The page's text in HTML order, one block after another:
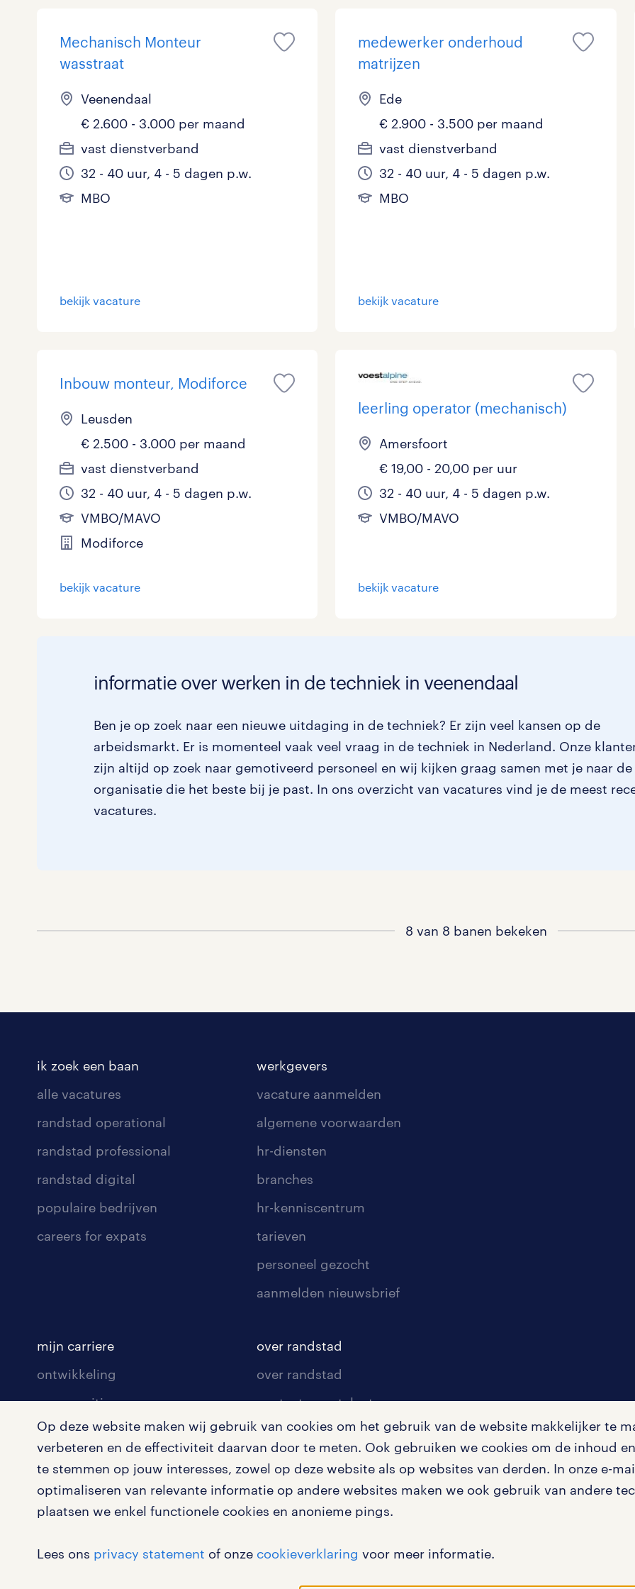
Op deze website maken wij gebruik van cookies om het gebruik van de website makkelijker te
verbeteren en de effectiviteit daarvan door te meten. Ook gebruiken we cookies om de inhoud
te stemmen op jouw interesses, zowel op deze website als op websites van derden. In onze e-
optimaliseren van relevante informatie op andere websites maken we ook gebruik van andere
plaatsen we enkel functionele cookies en anonieme pings.
Lees ons privacy statement of onze cookieverklaring voor meer informatie.
Secretarieel Supply chain & procurement
Webcare Zorg / Verpleging
toon 8 resultaten
Mechanisch Monteur
wasstraat
Veenendaal
€ 2.600 - 3.000 per maand
vast dienstverband
32 - 40 uur, 4 - 5 dagen p.w.
MBO
bekijk vacature
medewerker onderhoud
matrijzen
Ede
€ 2.900 - 3.500 per maand
vast dienstverband
32 - 40 uur, 4 - 5 dagen p.w.
MBO
bekijk vacature
Inbouw monteur, Modiforce
Leusden
€ 2.500 - 3.000 per maand
vast dienstverband
32 - 40 uur, 4 - 5 dagen p.w.
VMBO/MAVO
Modiforce
bekijk vacature
leerling operator (mechanisch)
Amersfoort
€ 19,00 - 20,00 per uur
32 - 40 uur, 4 - 5 dagen p.w.
VMBO/MAVO
bekijk vacature
informatie over werken in de techniek in veenendaal
Ben je op zoek naar een nieuwe uitdaging in de techniek? Er zijn veel kansen op de
arbeidsmarkt. Er is momenteel vaak veel vraag in de techniek in Nederland. Onze
zijn altijd op zoek naar gemotiveerd personeel en wij kijken graag samen met je naar de
organisatie die het beste bij je past. In ons overzicht van vacatures vind je de meest
vacatures.
8 van 8 banen bekeken
ik zoek een baan
alle vacatures
randstad operational
randstad professional
randstad digital
populaire bedrijven
careers for expats
werkgevers
vacature aanmelden
algemene voorwaarden
hr-diensten
branches
hr-kenniscentrum
tarieven
personeel gezocht
aanmelden nieuwsbrief
mijn carriere
ontwikkeling
communities
opleidingen en trainingen
arbeidsvoorwaarden
blogs en artikelen
over randstad
over randstad
contact voor talent
contact voor werkgevers
pers
klachten en misstanden